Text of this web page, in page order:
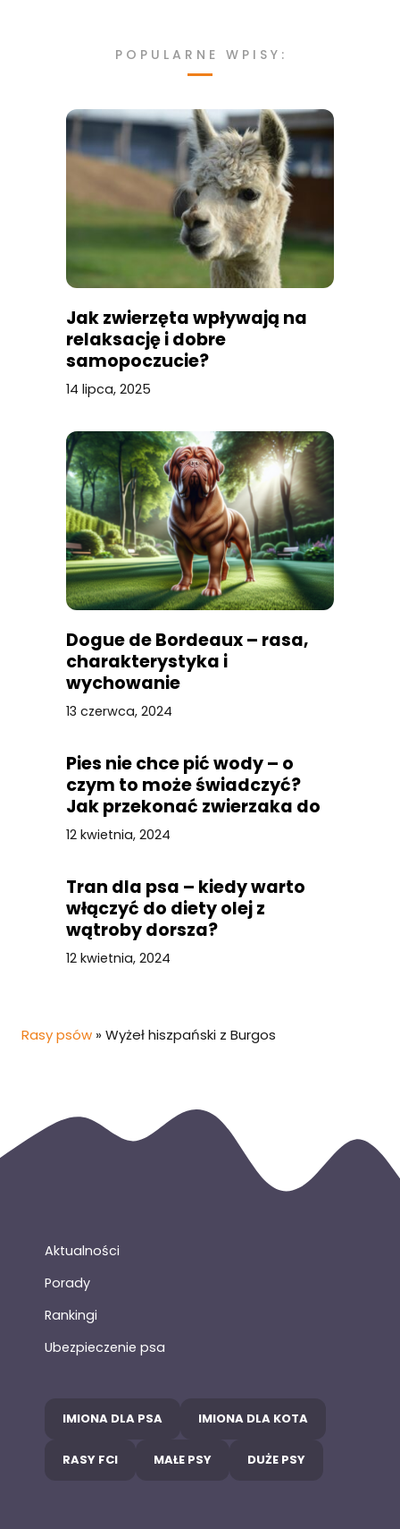
POPULARNE WPISY:
Jak zwierzęta wpływają na
relaksację i dobre
samopoczucie?
14 lipca, 2025
Dogue de Bordeaux – rasa,
charakterystyka i
wychowanie
13 czerwca, 2024
Pies nie chce pić wody – o
czym to może świadczyć?
Jak przekonać zwierzaka do
picia?
12 kwietnia, 2024
Tran dla psa – kiedy warto
włączyć do diety olej z
wątroby dorsza?
12 kwietnia, 2024
Rasy psów » Wyżeł hiszpański z Burgos
Aktualności
Porady
Rankingi
Ubezpieczenie psa
IMIONA DLA PSA IMIONA DLA KOTA
RASY FCI MAŁE PSY DUŻE PSY